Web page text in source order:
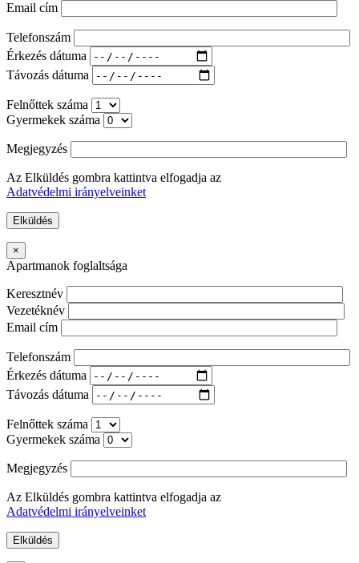
Email cím
Telefonszám
Érkezés dátuma
Távozás dátuma
Felnőttek száma
Gyermekek száma
Megjegyzés
Az Elküldés gombra kattintva elfogadja az
Adatvédelmi irányelveinket
×
Apartmanok foglaltsága
Keresztnév
Vezetéknév
Email cím
Telefonszám
Érkezés dátuma
Távozás dátuma
Felnőttek száma
Gyermekek száma
Megjegyzés
Az Elküldés gombra kattintva elfogadja az
Adatvédelmi irányelveinket